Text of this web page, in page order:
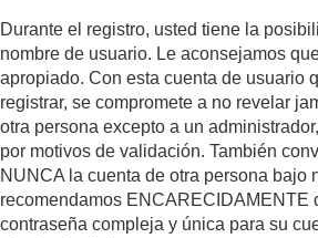
Durante el registro, usted tiene la
nombre de usuario. Le aconsejamos
apropiado. Con esta cuenta de usuario
registrar, se compromete a no revelar
otra persona excepto a un
por motivos de validación. También
NUNCA la cuenta de otra persona bajo
recomendamos ENCARECIDAMENTE
contraseña compleja y única para su